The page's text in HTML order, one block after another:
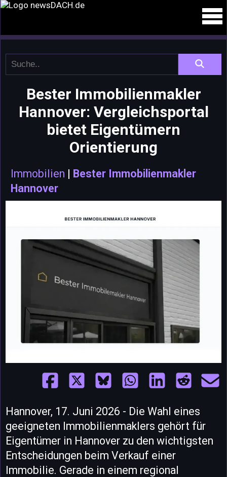
Bester Immobilienmakler
Hannover: Vergleichsportal
bietet Eigentümern
Orientierung
Immobilien | Bester Immobilienmakler
Hannover
Hannover, 17. Juni 2026 - Die Wahl eines
geeigneten Immobilienmaklers gehört für
Eigentümer in Hannover zu den wichtigsten
Entscheidungen beim Verkauf einer
Immobilie. Gerade in einem regional